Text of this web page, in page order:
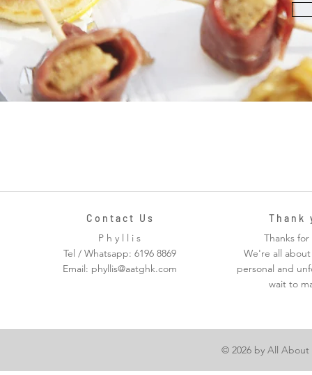
C o n t a c t U s
P h y l l i s​
Tel / Whatsapp: 6196 8869
Email: phyllis@aatghk.com
T h a n k
Thanks
We're all
personal and
wait to
© 2026 by All About